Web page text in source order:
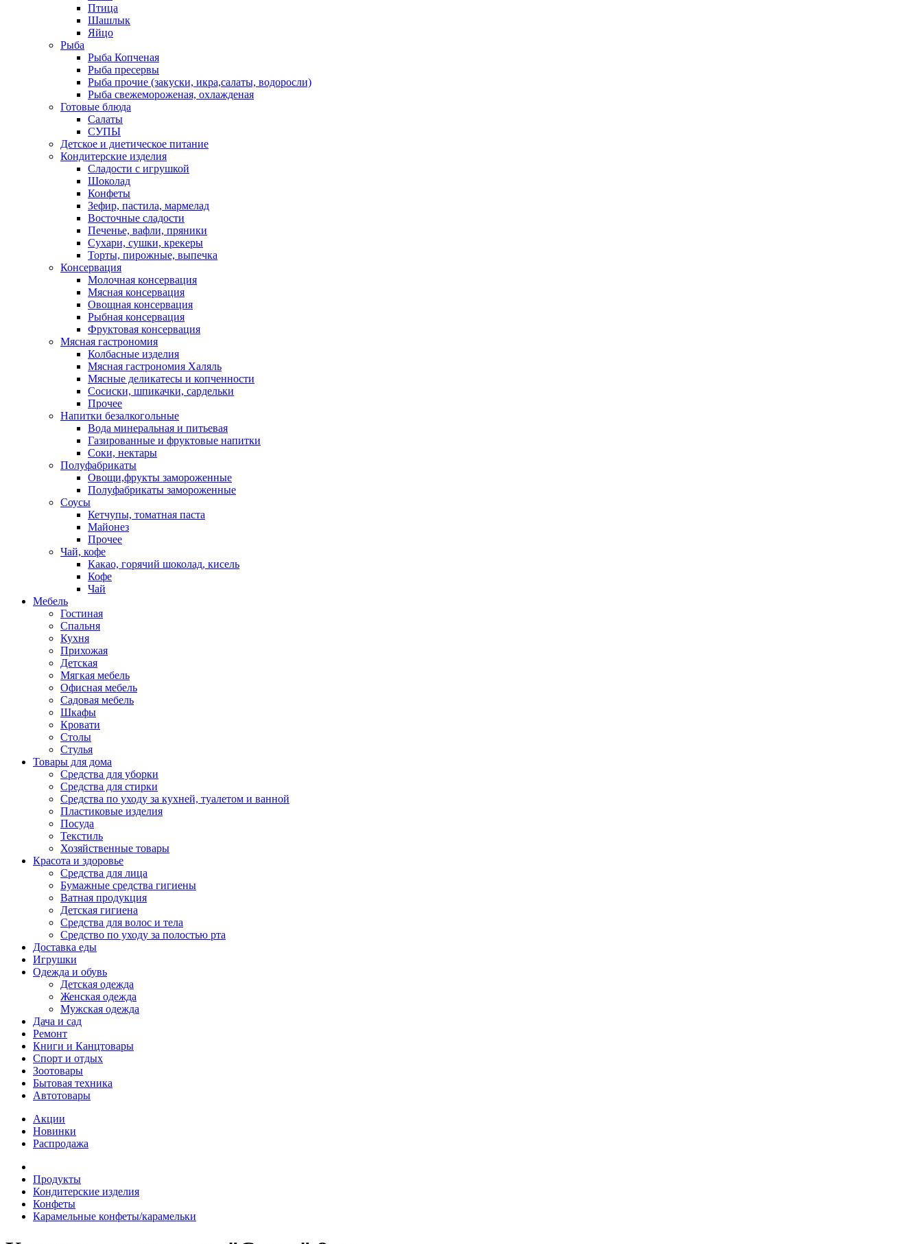
Птица
Шашлык
Яйцо
Рыба
Рыба Копченая
Рыба пресервы
Рыба прочие (закуски, икра,салаты, водоросли)
Рыба свежемороженая, охлажденая
Готовые блюда
Салаты
СУПЫ
Детское и диетическое питание
Кондитерские изделия
Сладости с игрушкой
Шоколад
Конфеты
Зефир, пастила, мармелад
Восточные сладости
Печенье, вафли, пряники
Сухари, сушки, крекеры
Торты, пирожные, выпечка
Консервация
Молочная консервация
Мясная консервация
Овощная консервация
Рыбная консервация
Фруктовая консервация
Мясная гастрономия
Колбасные изделия
Мясная гастрономия Халяль
Мясные деликатесы и копченности
Сосиски, шпикачки, сардельки
Прочее
Напитки безалкогольные
Вода минеральная и питьевая
Газированные и фруктовые напитки
Соки, нектары
Полуфабрикаты
Овощи,фрукты замороженные
Полуфабрикаты замороженные
Соусы
Кетчупы, томатная паста
Майонез
Прочее
Чай, кофе
Какао, горячий шоколад, кисель
Кофе
Чай
Мебель
Гостиная
Спальня
Кухня
Прихожая
Детская
Мягкая мебель
Офисная мебель
Садовая мебель
Шкафы
Кровати
Столы
Стулья
Товары для дома
Средства для уборки
Средства для стирки
Средства по уходу за кухней, туалетом и ванной
Пластиковые изделия
Посуда
Текстиль
Хозяйственные товары
Красота и здоровье
Средства для лица
Бумажные средства гигиены
Ватная продукция
Детская гигиена
Средства для волос и тела
Средство по уходу за полостью рта
Доставка еды
Игрушки
Одежда и обувь
Детская одежда
Женская одежда
Мужская одежда
Дача и сад
Ремонт
Книги и Канцтовары
Спорт и отдых
Зоотовары
Бытовая техника
Автотовары
Акции
Новинки
Распродажа
Продукты
Кондитерские изделия
Конфеты
Карамельные конфеты/карамельки